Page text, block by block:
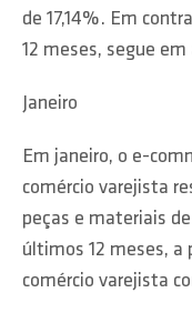
de 17,14%. Em
12 meses, segue
Janeiro
Em janeiro, o e-
comércio varejista
peças e materiais
últimos 12 meses, a
comércio varejista